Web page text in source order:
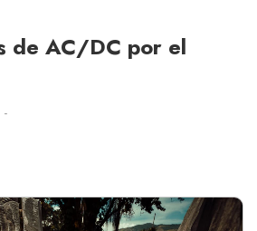
de AC/DC por el